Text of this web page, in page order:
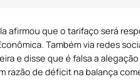
afirmou que o tarifaço será
Também via redes
e disse que é falsa a
razão de déficit na balança